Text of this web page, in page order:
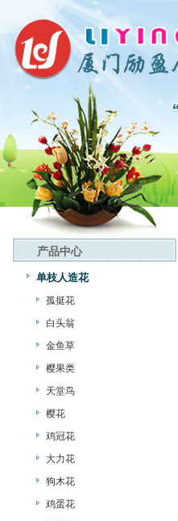
产品中心
单枝人造花
孤挺花
白头翁
金鱼草
樱果类
天堂鸟
樱花
鸡冠花
大力花
狗木花
鸡蛋花